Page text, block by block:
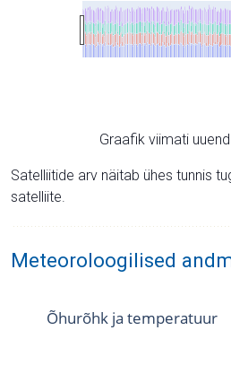
Graafik viimati
Satelliitide arv näitab ühes tunnis
satelliite.
Meteoroloogilised
Õhurõhk ja temperatuur